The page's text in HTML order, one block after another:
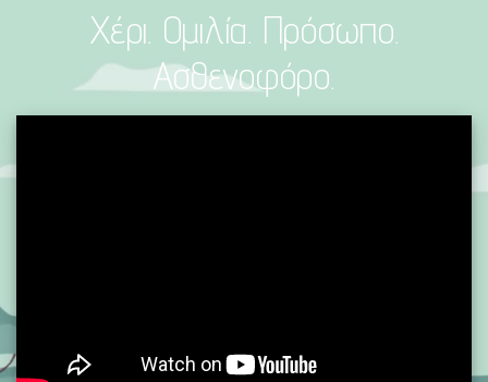
Χέρι. Ομιλία. Πρόσωπο.
Ασθενοφόρο.